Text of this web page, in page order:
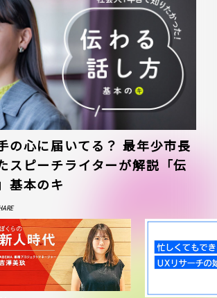
の心に届いてる？ 最年少市長
スピーチライターが解説「伝
基本のキ